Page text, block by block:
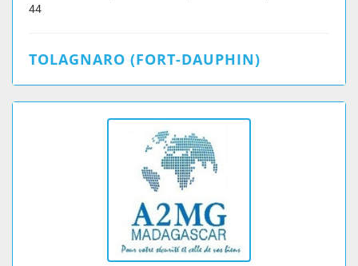
44
TOLAGNARO (FORT-DAUPHIN)